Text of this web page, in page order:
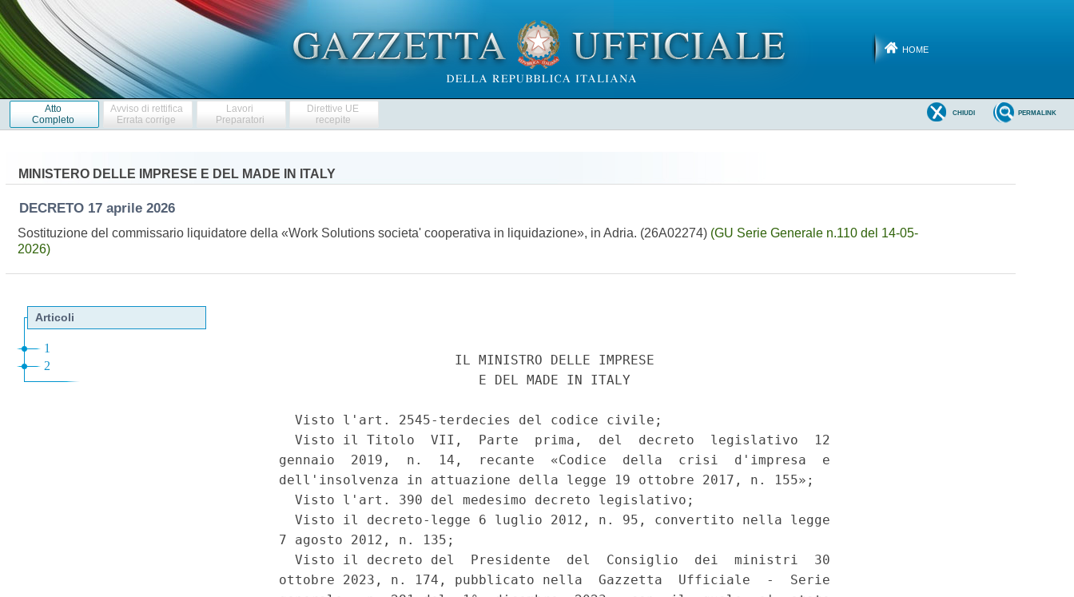
HOME
Atto
Completo
Avviso di rettifica
Errata corrige
Lavori
Preparatori
Direttive UE
recepite
PERMALINK
CHIUDI
MINISTERO DELLE IMPRESE E DEL MADE IN ITALY
DECRETO 17 aprile 2026
Sostituzione del commissario liquidatore della «Work Solutions societa' cooperativa in liquidazione», in Adria. (26A02274) (GU Serie Generale n.110 del 14-05-
2026)